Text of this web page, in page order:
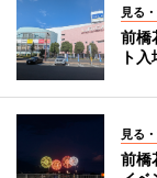
見る
前橋
ト
見る
前橋